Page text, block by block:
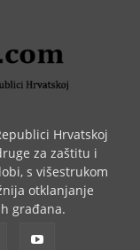
Hrvatskoj
za zaštitu i
s višestrukom
otklanjanje
građana.